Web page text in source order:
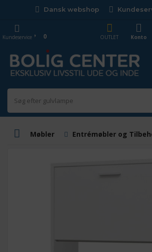
Dansk webshop
OUTLET
Konto
Kundeservice 0
Møbler Entrémøbler og